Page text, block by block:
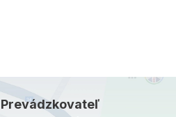
Prevádzkovateľ